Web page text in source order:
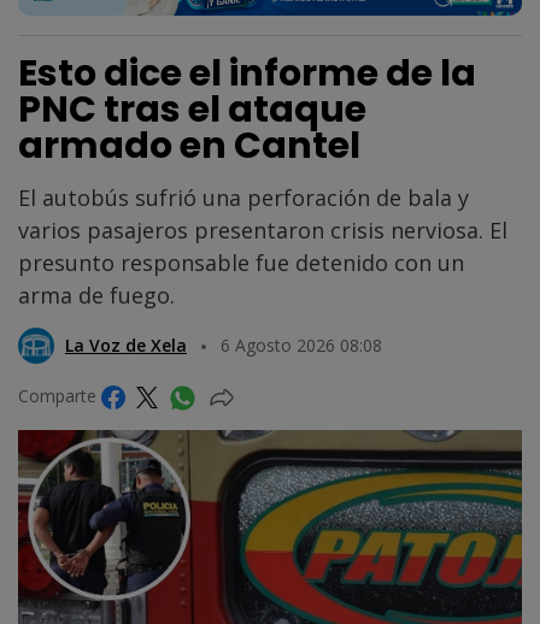
Esto dice el informe de la
PNC tras el ataque
armado en Cantel
El autobús sufrió una perforación de bala y
varios pasajeros presentaron crisis nerviosa. El
presunto responsable fue detenido con un
arma de fuego.
La Voz de Xela 6 Agosto 2026 08:08
Comparte